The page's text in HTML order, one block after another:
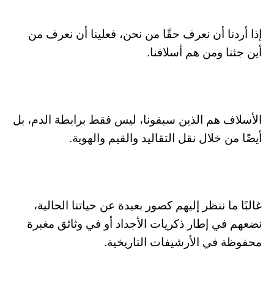
إذا أردنا أن نعرف حقًا من نحن، فعلينا أن نعرف من
أين جئنا ومن هم أسلافنا.
الأسلاف هم الذين سبقونا، ليس فقط برابطة الدم، بل
أيضًا من خلال نقل التقاليد والقيم والهوية.
غالبًا ما ننظر إليهم كصور بعيدة عن حياتنا الحالية،
نضعهم في إطار ذكريات الأجداد أو في وثائق مغبرة
محفوظة في الأرشيفات التاريخية.